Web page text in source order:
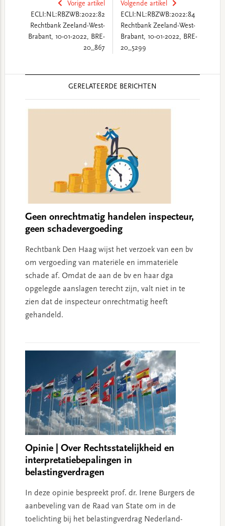
Vorige artikel
ECLI:NL:RBZWB:2022:82
Rechtbank Zeeland-West-
Brabant, 10-01-2022, BRE-
20_867
Volgende artikel
ECLI:NL:RBZWB:2022:84
Rechtbank Zeeland-West-
Brabant, 10-01-2022, BRE-
20_5299
GERELATEERDE BERICHTEN
Geen onrechtmatig handelen inspecteur,
geen schadevergoeding
Rechtbank Den Haag wijst het verzoek van een bv
om vergoeding van materiële en immateriële
schade af. Omdat de aan de bv en haar dga
opgelegde aanslagen terecht zijn, valt niet in te
zien dat de inspecteur onrechtmatig heeft
gehandeld.
Opinie | Over Rechtsstatelijkheid en
interpretatiebepalingen in
belastingverdragen
In deze opinie bespreekt prof. dr. Irene Burgers de
aanbeveling van de Raad van State om in de
toelichting bij het belastingverdrag Nederland-